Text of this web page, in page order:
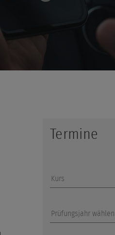
Termine
Kurs
Prüfungsjahr wählen